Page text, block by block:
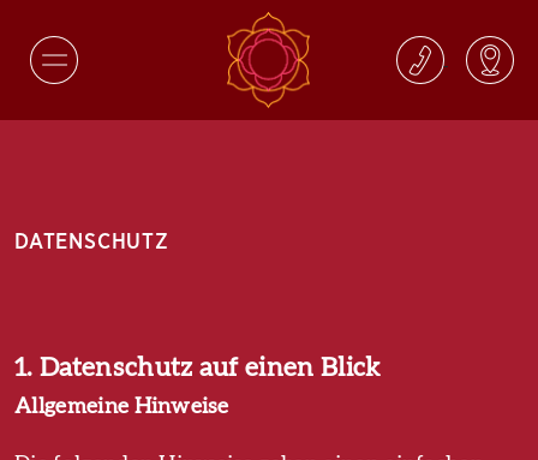
DATENSCHUTZ
1. Datenschutz auf einen Blick
Allgemeine Hinweise